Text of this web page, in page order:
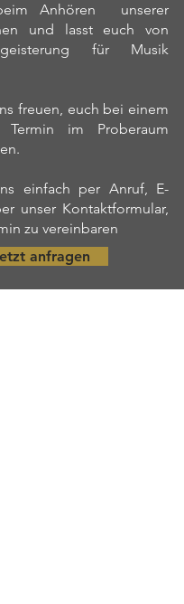
Anhören unserer
und lasst euch von
für Musik
freuen, euch bei einem
Termin im Proberaum
einfach per Anruf, E-
unser Kontaktformular,
zu vereinbaren
anfragen